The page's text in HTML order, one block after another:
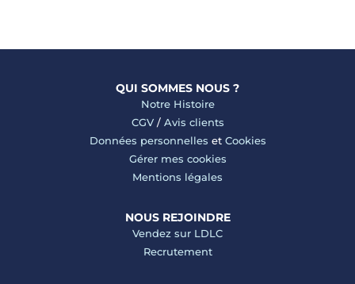
QUI SOMMES NOUS ?
Notre Histoire
CGV/ Avis clients
Données personnelles et Cookies
Gérer mes cookies
Mentions légales
NOUS REJOINDRE
Vendez sur LDLC
Recrutement